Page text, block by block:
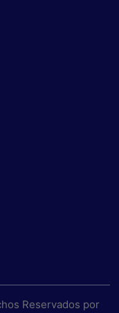
Reservados por